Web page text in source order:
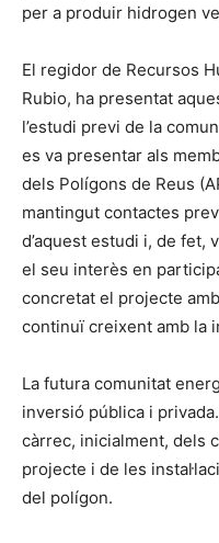
per a produir hidrogen
El regidor de Recursos
Rubio, ha presentat
l’estudi previ de la
es va presentar als
dels Polígons de Reus
mantingut contactes
d’aquest estudi i, de fet,
el seu interès en
concretat el projecte
continuï creixent amb la
La futura comunitat
inversió pública i
càrrec, inicialment, dels
projecte i de les
del polígon.